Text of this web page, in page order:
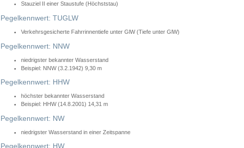
Stauziel II einer Staustufe (Höchststau)
Pegelkennwert: TUGLW
Verkehrsgesicherte Fahrrinnentiefe unter GlW (Tiefe unter GlW)
Pegelkennwert: NNW
niedrigster bekannter Wasserstand
Beispiel: NNW (3.2.1942) 9,30 m
Pegelkennwert: HHW
höchster bekannter Wasserstand
Beispiel: HHW (14.8.2001) 14,31 m
Pegelkennwert: NW
niedrigster Wasserstand in einer Zeitspanne
Pegelkennwert: HW